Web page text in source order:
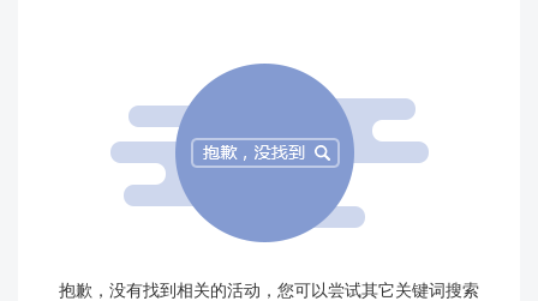
抱歉，没有找到相关的活动，您可以尝试其它关键词搜索